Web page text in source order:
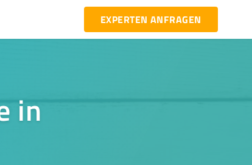
EXPERTEN ANFRAGEN
in